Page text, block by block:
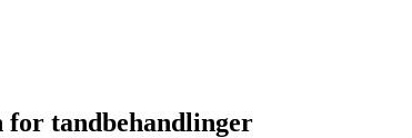
tandbehandlinger